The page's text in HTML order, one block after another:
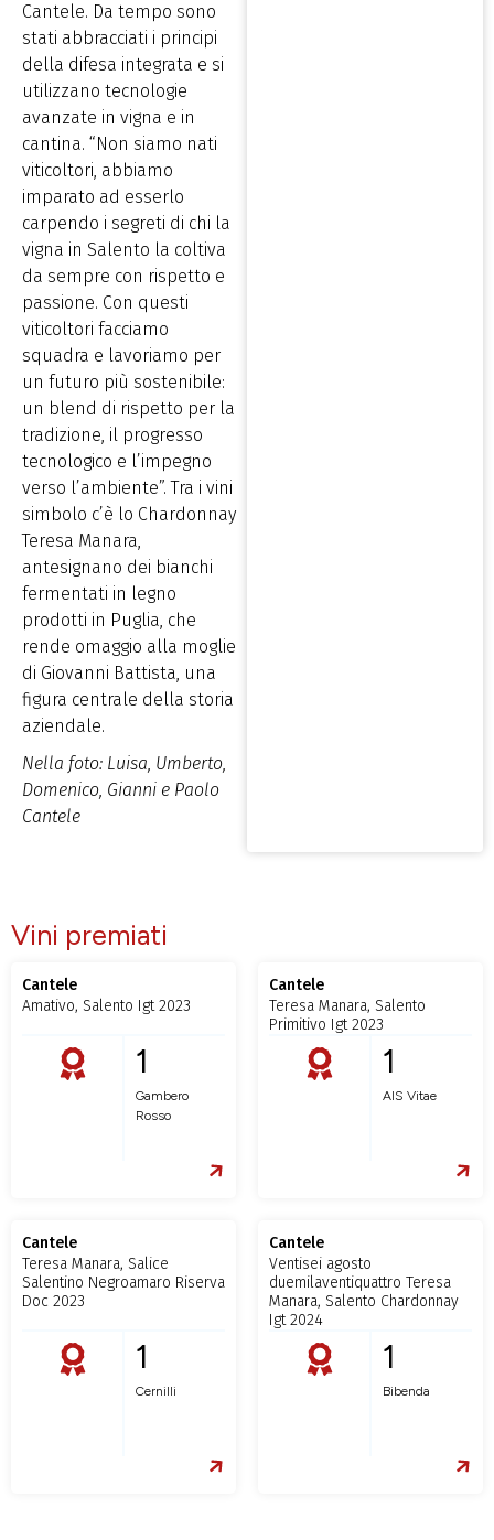
Cantele. Da tempo sono
stati abbracciati i principi
della difesa integrata e si
utilizzano tecnologie
avanzate in vigna e in
cantina. “Non siamo nati
viticoltori, abbiamo
imparato ad esserlo
carpendo i segreti di chi la
vigna in Salento la coltiva
da sempre con rispetto e
passione. Con questi
viticoltori facciamo
squadra e lavoriamo per
un futuro più sostenibile:
un blend di rispetto per la
tradizione, il progresso
tecnologico e l’impegno
verso l’ambiente”. Tra i vini
simbolo c’è lo Chardonnay
Teresa Manara,
antesignano dei bianchi
fermentati in legno
prodotti in Puglia, che
rende omaggio alla moglie
di Giovanni Battista, una
figura centrale della storia
aziendale.
Nella foto: Luisa, Umberto,
Domenico, Gianni e Paolo
Cantele
Vini premiati
Cantele
Amativo, Salento Igt 2023
1
Gambero
Rosso
Cantele
Teresa Manara, Salento
Primitivo Igt 2023
1
AIS Vitae
Cantele
Teresa Manara, Salice
Salentino Negroamaro Riserva
Doc 2023
1
Cernilli
Cantele
Ventisei agosto
duemilaventiquattro Teresa
Manara, Salento Chardonnay
Igt 2024
1
Bibenda